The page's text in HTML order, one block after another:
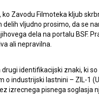
ko Zavodu Filmoteka kljub
delih vljudno prosimo, da se
dela na portalu BSF.
ali nepravilna.
drugi identifikacijski znaki, ki
o industrijski lastnini – ZIL-1
izrecnega pisnega soglasja